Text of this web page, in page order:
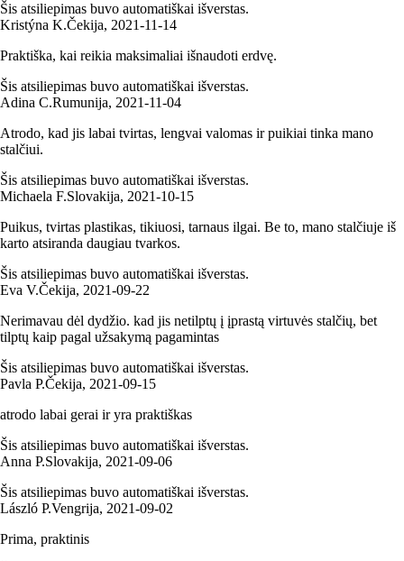
Šis atsiliepimas buvo automatiškai išverstas.
Kristýna K.Čekija, 2021‑11‑14
Praktiška, kai reikia maksimaliai išnaudoti erdvę.
Šis atsiliepimas buvo automatiškai išverstas.
Adina C.Rumunija, 2021‑11‑04
Atrodo, kad jis labai tvirtas, lengvai valomas ir puikiai tinka mano
stalčiui.
Šis atsiliepimas buvo automatiškai išverstas.
Michaela F.Slovakija, 2021‑10‑15
Puikus, tvirtas plastikas, tikiuosi, tarnaus ilgai. Be to, mano stalčiuje iš
karto atsiranda daugiau tvarkos.
Šis atsiliepimas buvo automatiškai išverstas.
Eva V.Čekija, 2021‑09‑22
Nerimavau dėl dydžio. kad jis netilptų į įprastą virtuvės stalčių, bet
tilptų kaip pagal užsakymą pagamintas
Šis atsiliepimas buvo automatiškai išverstas.
Pavla P.Čekija, 2021‑09‑15
atrodo labai gerai ir yra praktiškas
Šis atsiliepimas buvo automatiškai išverstas.
Anna P.Slovakija, 2021‑09‑06
Šis atsiliepimas buvo automatiškai išverstas.
László P.Vengrija, 2021‑09‑02
Prima, praktinis